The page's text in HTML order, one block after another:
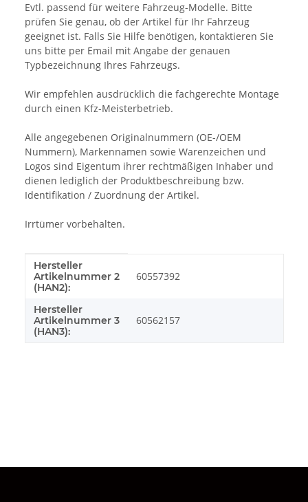
Evtl. passend für weitere Fahrzeug-Modelle. Bitte
prüfen Sie genau, ob der Artikel für Ihr Fahrzeug
geeignet ist. Falls Sie Hilfe benötigen, kontaktieren Sie
uns bitte per Email mit Angabe der genauen
Typbezeichnung Ihres Fahrzeugs.
Wir empfehlen ausdrücklich die fachgerechte Montage
durch einen Kfz-Meisterbetrieb.
Alle angegebenen Originalnummern (OE-/OEM
Nummern), Markennamen sowie Warenzeichen und
Logos sind Eigentum ihrer rechtmäßigen Inhaber und
dienen lediglich der Produktbeschreibung bzw.
Identifikation / Zuordnung der Artikel.
Irrtümer vorbehalten.
Produkteigenschaft
Wert
Hersteller
Artikelnummer 2
(HAN2):
60557392
Hersteller
Artikelnummer 3
(HAN3):
60562157